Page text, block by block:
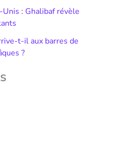
: Ghalibaf révèle
t-il aux barres de
?